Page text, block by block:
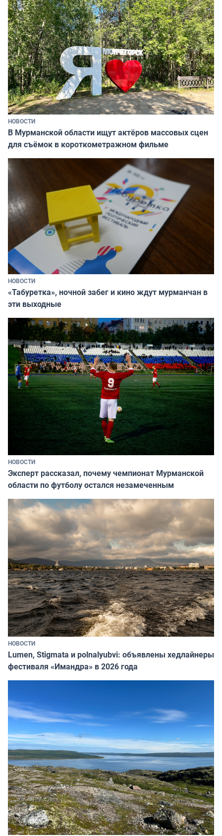
НОВОСТИ
В Мурманской области ищут актёров массовых сцен
для съёмок в короткометражном фильме
НОВОСТИ
«Табуретка», ночной забег и кино ждут мурманчан в
эти выходные
НОВОСТИ
Эксперт рассказал, почему чемпионат Мурманской
области по футболу остался незамеченным
НОВОСТИ
Lumen, Stigmata и polnalyubvi: объявлены хедлайнеры
фестиваля «Имандра» в 2026 года